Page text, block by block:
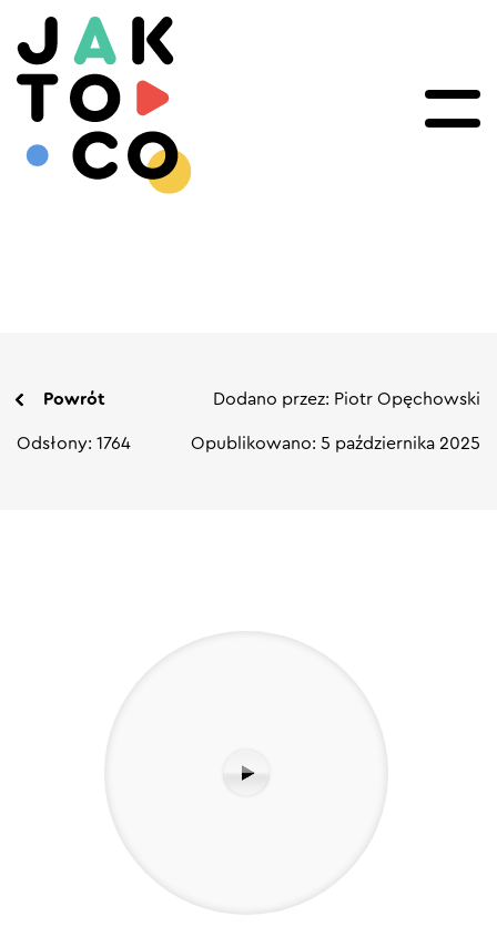
Powrót Dodano przez: Piotr Opęchowski
Odsłony: 1764 Opublikowano: 5 października 2025